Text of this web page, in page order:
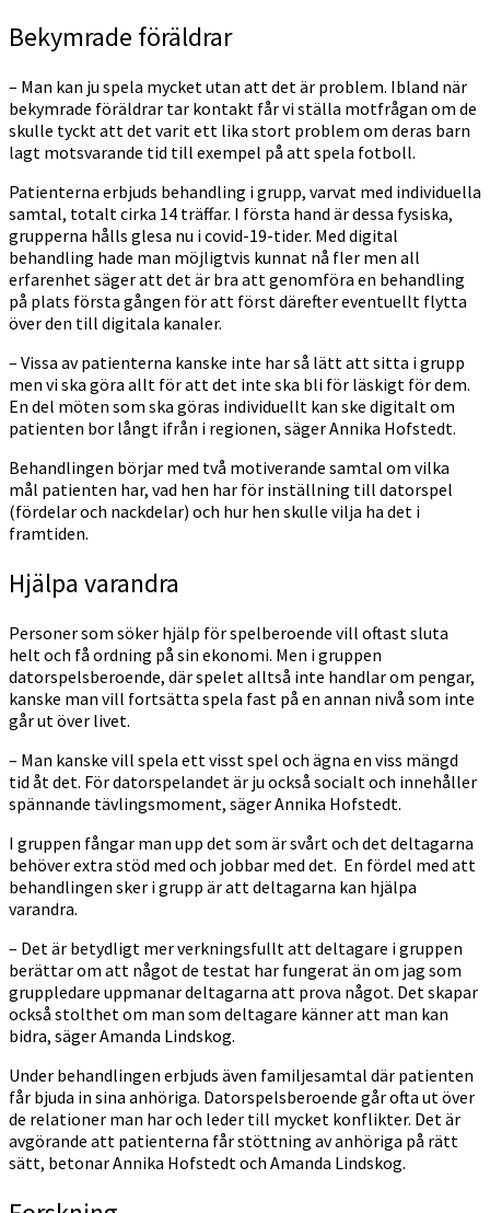
Bekymrade föräldrar
– Man kan ju spela mycket utan att det är problem. Ibland när
bekymrade föräldrar tar kontakt får vi ställa motfrågan om de
skulle tyckt att det varit ett lika stort problem om deras barn
lagt motsvarande tid till exempel på att spela fotboll.
Patienterna erbjuds behandling i grupp, varvat med individuella
samtal, totalt cirka 14 träffar. I första hand är dessa fysiska,
grupperna hålls glesa nu i covid-19-tider. Med digital
behandling hade man möjligtvis kunnat nå fler men all
erfarenhet säger att det är bra att genomföra en behandling
på plats första gången för att först därefter eventuellt flytta
över den till digitala kanaler.
– Vissa av patienterna kanske inte har så lätt att sitta i grupp
men vi ska göra allt för att det inte ska bli för läskigt för dem.
En del möten som ska göras individuellt kan ske digitalt om
patienten bor långt ifrån i regionen, säger Annika Hofstedt.
Behandlingen börjar med två motiverande samtal om vilka
mål patienten har, vad hen har för inställning till datorspel
(fördelar och nackdelar) och hur hen skulle vilja ha det i
framtiden.
Hjälpa varandra
Personer som söker hjälp för spelberoende vill oftast sluta
helt och få ordning på sin ekonomi. Men i gruppen
datorspelsberoende, där spelet alltså inte handlar om pengar,
kanske man vill fortsätta spela fast på en annan nivå som inte
går ut över livet.
– Man kanske vill spela ett visst spel och ägna en viss mängd
tid åt det. För datorspelandet är ju också socialt och innehåller
spännande tävlingsmoment, säger Annika Hofstedt.
I gruppen fångar man upp det som är svårt och det deltagarna
behöver extra stöd med och jobbar med det. En fördel med att
behandlingen sker i grupp är att deltagarna kan hjälpa
varandra.
– Det är betydligt mer verkningsfullt att deltagare i gruppen
berättar om att något de testat har fungerat än om jag som
gruppledare uppmanar deltagarna att prova något. Det skapar
också stolthet om man som deltagare känner att man kan
bidra, säger Amanda Lindskog.
Under behandlingen erbjuds även familjesamtal där patienten
får bjuda in sina anhöriga. Datorspelsberoende går ofta ut över
de relationer man har och leder till mycket konflikter. Det är
avgörande att patienterna får stöttning av anhöriga på rätt
sätt, betonar Annika Hofstedt och Amanda Lindskog.